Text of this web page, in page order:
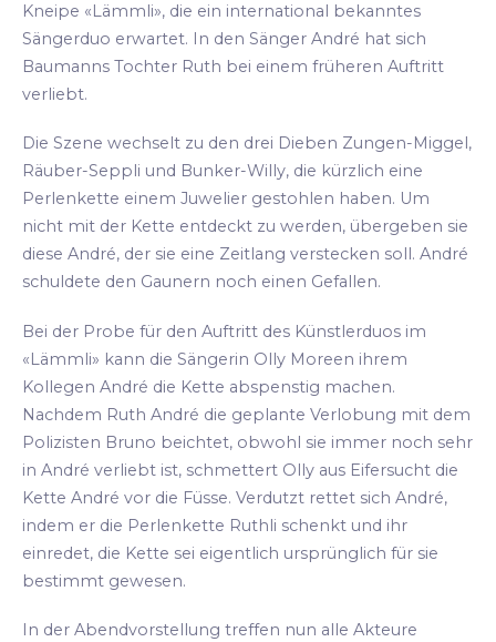
Kneipe «Lämmli», die ein international bekanntes
Sängerduo erwartet. In den Sänger André hat sich
Baumanns Tochter Ruth bei einem früheren Auftritt
verliebt.
Die Szene wechselt zu den drei Dieben Zungen-Miggel,
Räuber-Seppli und Bunker-Willy, die kürzlich eine
Perlenkette einem Juwelier gestohlen haben. Um
nicht mit der Kette entdeckt zu werden, übergeben sie
diese André, der sie eine Zeitlang verstecken soll. André
schuldete den Gaunern noch einen Gefallen.
Bei der Probe für den Auftritt des Künstlerduos im
«Lämmli» kann die Sängerin Olly Moreen ihrem
Kollegen André die Kette abspenstig machen.
Nachdem Ruth André die geplante Verlobung mit dem
Polizisten Bruno beichtet, obwohl sie immer noch sehr
in André verliebt ist, schmettert Olly aus Eifersucht die
Kette André vor die Füsse. Verdutzt rettet sich André,
indem er die Perlenkette Ruthli schenkt und ihr
einredet, die Kette sei eigentlich ursprünglich für sie
bestimmt gewesen.
In der Abendvorstellung treffen nun alle Akteure